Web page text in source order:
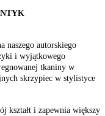
naszego autorskiego
i wyjątkowego
tkaniny w
skrzypiec w stylistyce
kształt i zapewnia większy